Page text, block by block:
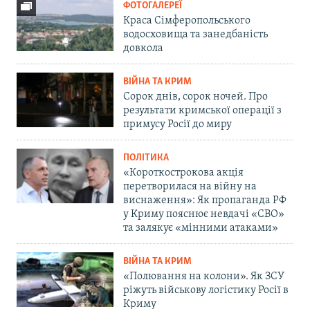
ФОТОГАЛЕРЕЇ
Краса Сімферопольського
водосховища та занедбаність
довкола
ВІЙНА ТА КРИМ
Сорок днів, сорок ночей. Про
результати кримської операції з
примусу Росії до миру
ПОЛІТИКА
«Короткострокова акція
перетворилася на війну на
виснаження»: Як пропаганда РФ
у Криму пояснює невдачі «СВО»
та залякує «мінними атаками»
ВІЙНА ТА КРИМ
«Полювання на колони». Як ЗСУ
ріжуть військову логістику Росії в
Криму